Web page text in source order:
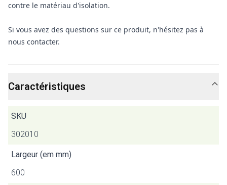
contre le matériau d'isolation.
Si vous avez des questions sur ce produit, n'hésitez pas à
nous contacter.
Caractéristiques
SKU
302010
Largeur (em mm)
600